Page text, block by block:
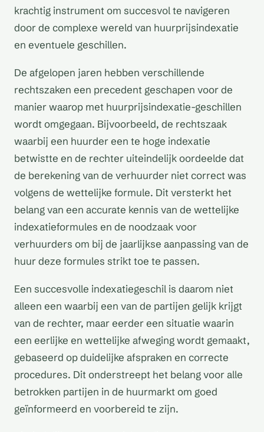
krachtig instrument om succesvol te navigeren
door de complexe wereld van huurprijsindexatie
en eventuele geschillen.
De afgelopen jaren hebben verschillende
rechtszaken een precedent geschapen voor de
manier waarop met huurprijsindexatie-geschillen
wordt omgegaan. Bijvoorbeeld, de rechtszaak
waarbij een huurder een te hoge indexatie
betwistte en de rechter uiteindelijk oordeelde dat
de berekening van de verhuurder niet correct was
volgens de wettelijke formule. Dit versterkt het
belang van een accurate kennis van de wettelijke
indexatieformules en de noodzaak voor
verhuurders om bij de jaarlijkse aanpassing van de
huur deze formules strikt toe te passen.
Een succesvolle indexatiegeschil is daarom niet
alleen een waarbij een van de partijen gelijk krijgt
van de rechter, maar eerder een situatie waarin
een eerlijke en wettelijke afweging wordt gemaakt,
gebaseerd op duidelijke afspraken en correcte
procedures. Dit onderstreept het belang voor alle
betrokken partijen in de huurmarkt om goed
geïnformeerd en voorbereid te zijn.